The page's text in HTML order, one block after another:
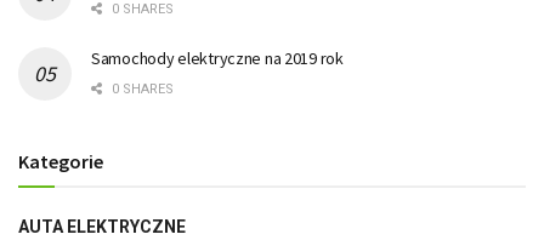
0 SHARES
Samochody elektryczne na 2019 rok
0 SHARES
Kategorie
AUTA ELEKTRYCZNE